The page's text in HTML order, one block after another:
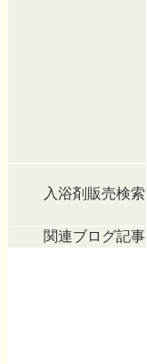
入浴剤販売検索
関連ブログ記事